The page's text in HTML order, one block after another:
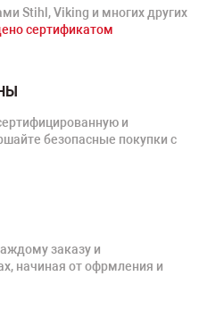
Stihl, Viking и многих других
сертификатом
и
безопасные покупки с
заказу и
начиная от офрмления и